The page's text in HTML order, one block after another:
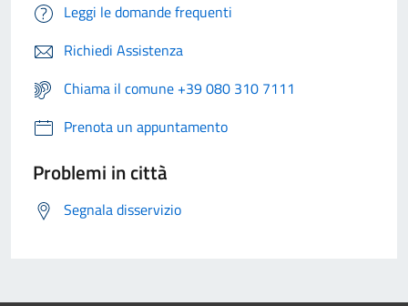
Leggi le domande frequenti
Richiedi Assistenza
Chiama il comune +39 080 310 7111
Prenota un appuntamento
Problemi in città
Segnala disservizio